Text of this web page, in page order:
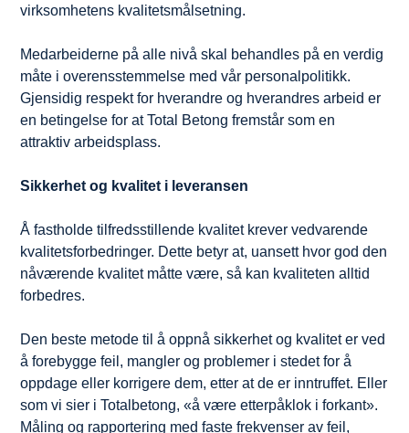
virksomhetens kvalitetsmålsetning.
Medarbeiderne på alle nivå skal behandles på en verdig
måte i overensstemmelse med vår personalpolitikk.
Gjensidig respekt for hverandre og hverandres arbeid er
en betingelse for at Total Betong fremstår som en
attraktiv arbeidsplass.
Sikkerhet og kvalitet i leveransen
Å fastholde tilfredsstillende kvalitet krever vedvarende
kvalitetsforbedringer. Dette betyr at, uansett hvor god den
nåværende kvalitet måtte være, så kan kvaliteten alltid
forbedres.
Den beste metode til å oppnå sikkerhet og kvalitet er ved
å forebygge feil, mangler og problemer i stedet for å
oppdage eller korrigere dem, etter at de er inntruffet. Eller
som vi sier i Totalbetong, «å være etterpåklok i forkant».
Måling og rapportering med faste frekvenser av feil,